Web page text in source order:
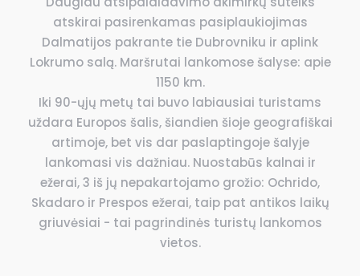
atskirai pasirenkamas pasiplaukiojimas
Dalmatijos pakrante tie Dubrovniku ir aplink
Lokrumo salą. Maršrutai lankomose šalyse: apie
1150 km.
Iki 90-ųjų metų tai buvo labiausiai turistams
uždara Europos šalis, šiandien šioje geografiškai
artimoje, bet vis dar paslaptingoje šalyje
lankomasi vis dažniau. Nuostabūs kalnai ir
ežerai, 3 iš jų nepakartojamo grožio: Ochrido,
Skadaro ir Prespos ežerai, taip pat antikos laikų
griuvėsiai - tai pagrindinės turistų lankomos
vietos.